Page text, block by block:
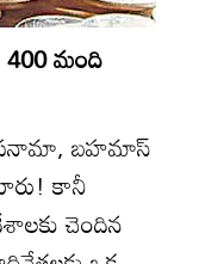
మంది
పనామా, బహమాస్‌
కానీ
చెందిన